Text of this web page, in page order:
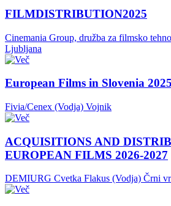
FILMDISTRIBUTION2025
Cinemania Group, družba za filmsko
Ljubljana
European Films in Slovenia
Fivia/Cenex (Vodja) Vojnik
ACQUISITIONS AND
EUROPEAN FILMS 2026-2027
DEMIURG Cvetka Flakus (Vodja) Črni